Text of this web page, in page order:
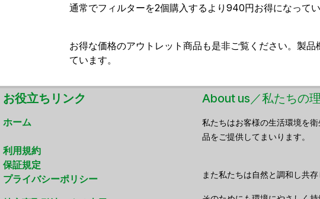
通常でフィルターを2個購入するより940円お得になってい
お得な価格のアウトレット商品も是非ご覧ください。製
ています。
お役立ちリンク
ホーム
利用規約
保証規定
プライバシーポリシー
About us／私たちの
私たちはお客様の生活環境を
品をご提供してまいります。
また私たちは自然と調和し共